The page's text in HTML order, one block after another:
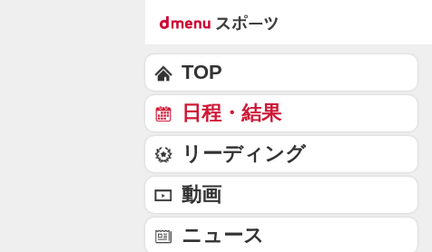
TOP
日程・結果
リーディング
動画
ニュース